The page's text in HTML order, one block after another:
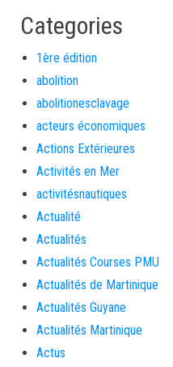
Categories
1ère édition
abolition
abolitionesclavage
acteurs économiques
Actions Extérieures
Activités en Mer
activitésnautiques
Actualité
Actualités
Actualités Courses PMU
Actualités de Martinique
Actualités Guyane
Actualités Martinique
Actus